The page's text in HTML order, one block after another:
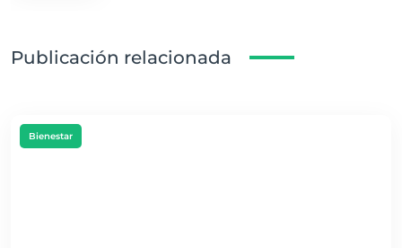
Publicación relacionada
Bienestar